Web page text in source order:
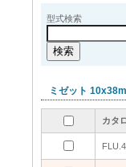
型式検索
ミゼット
カタ
カタ
カタ
カタ